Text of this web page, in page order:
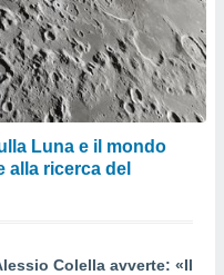
Luna e il mondo
alla ricerca del
Colella avverte: «Il